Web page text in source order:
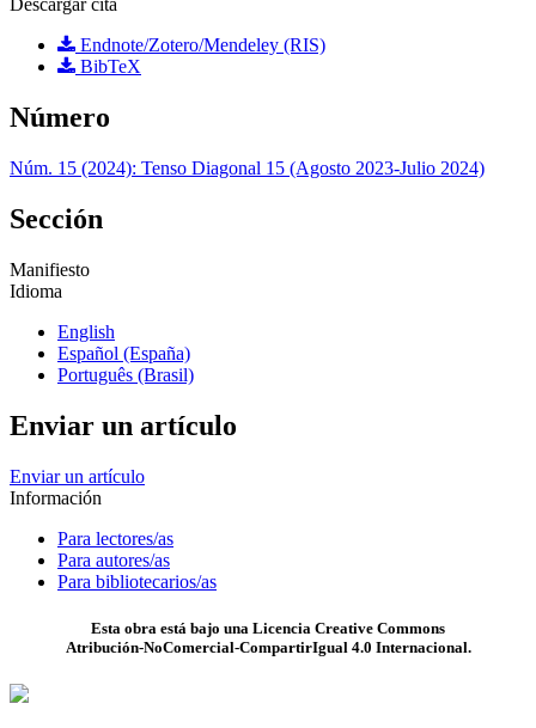
Descargar cita
Endnote/Zotero/Mendeley (RIS)
BibTeX
Número
Núm. 15 (2024): Tenso Diagonal 15 (Agosto 2023-Julio 2024)
Sección
Manifiesto
Idioma
English
Español (España)
Português (Brasil)
Enviar un artículo
Enviar un artículo
Información
Para lectores/as
Para autores/as
Para bibliotecarios/as
Esta obra está bajo una Licencia Creative Commons
Atribución-NoComercial-CompartirIgual 4.0 Internacional.